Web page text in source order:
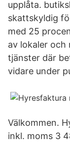
upplåta.
skattskyldig
med 25
av lokaler och
tjänster där
vidare under
Välkommen.
inkl. moms 3